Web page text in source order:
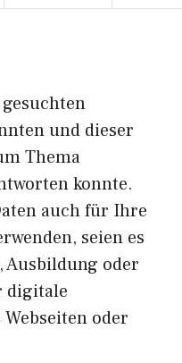
und dieser
Thema
konnte.
auch für Ihre
seien es
Ausbildung oder
digitale
oder